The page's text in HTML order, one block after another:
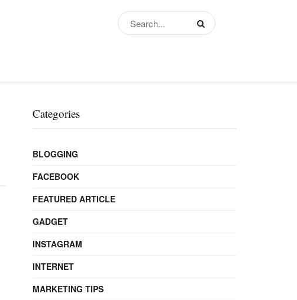
Categories
BLOGGING
FACEBOOK
FEATURED ARTICLE
GADGET
INSTAGRAM
INTERNET
MARKETING TIPS